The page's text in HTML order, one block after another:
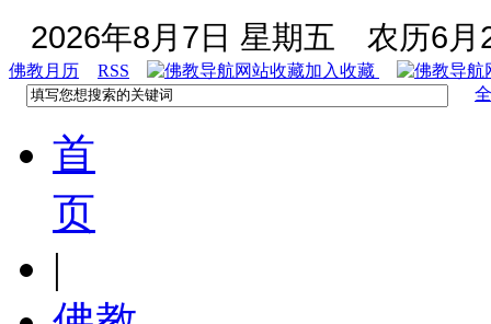
2026年8月7日 星期五 农历6月
佛教月历 RSS
加入收藏
首
页
|